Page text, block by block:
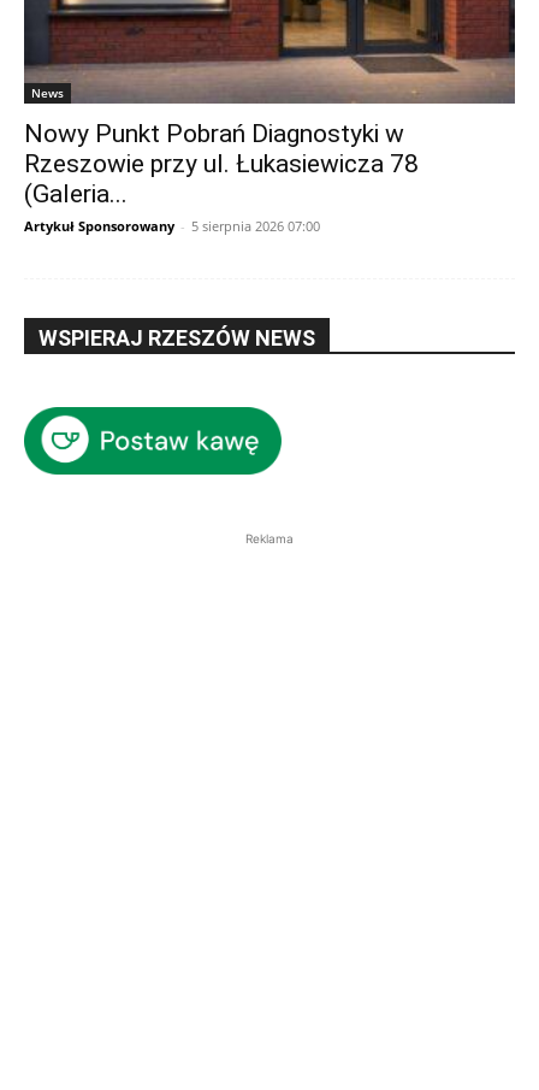
News
Nowy Punkt Pobrań Diagnostyki w
Rzeszowie przy ul. Łukasiewicza 78
(Galeria...
Artykuł Sponsorowany - 5 sierpnia 2026 07:00
WSPIERAJ RZESZÓW NEWS
Reklama